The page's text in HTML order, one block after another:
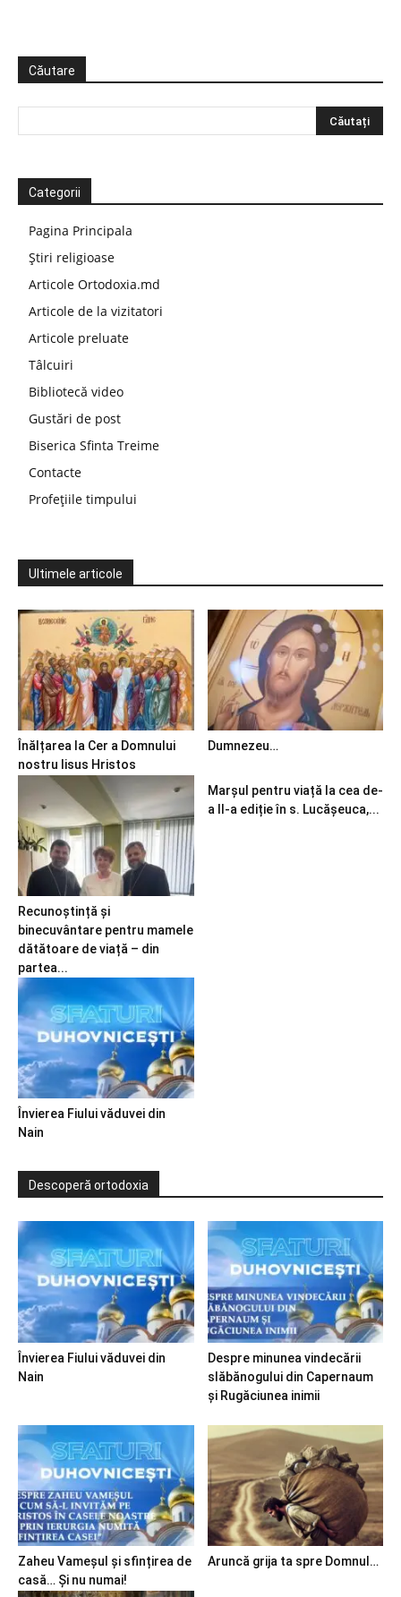
Căutare
Categorii
Pagina Principala
Știri religioase
Articole Ortodoxia.md
Articole de la vizitatori
Articole preluate
Tâlcuiri
Bibliotecă video
Gustări de post
Biserica Sfinta Treime
Contacte
Profețiile timpului
Ultimele articole
Înălțarea la Cer a Domnului
nostru Iisus Hristos
Dumnezeu…
Recunoștință și
binecuvântare pentru mamele
dătătoare de viață – din
partea...
Marșul pentru viață la cea de-
a II-a ediție în s. Lucășeuca,...
Învierea Fiului văduvei din
Nain
Descoperă ortodoxia
Învierea Fiului văduvei din
Nain
Despre minunea vindecării
slăbănogului din Capernaum
și Rugăciunea inimii
Zaheu Vameșul și sfințirea de
casă… Și nu numai!
Aruncă grija ta spre Domnul…